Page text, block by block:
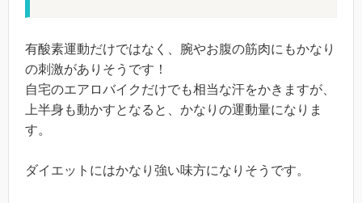
有酸素運動だけではなく、腕やお腹の筋肉にもかなり
の刺激がありそうです！
自宅のエアロバイクだけでも相当な汗をかきますが、
上半身も動かすとなると、かなりの運動量になりま
す。
ダイエットにはかなり強い味方になりそうです。